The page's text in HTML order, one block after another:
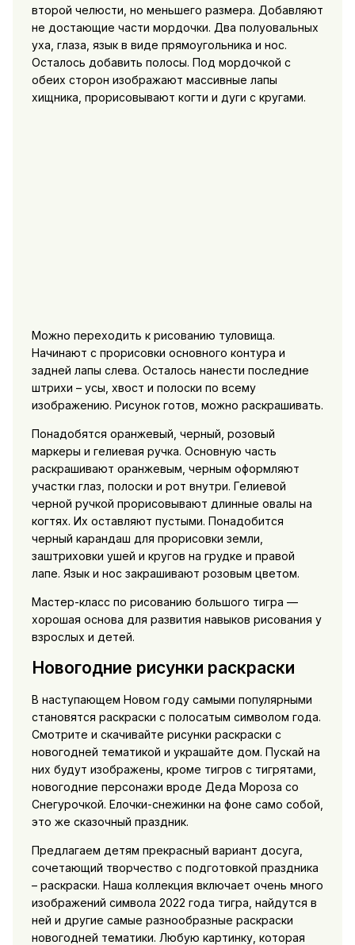
второй челюсти, но меньшего размера. Добавляют
не достающие части мордочки. Два полуовальных
уха, глаза, язык в виде прямоугольника и нос.
Осталось добавить полосы. Под мордочкой с
обеих сторон изображают массивные лапы
хищника, прорисовывают когти и дуги с кругами.
Можно переходить к рисованию туловища.
Начинают с прорисовки основного контура и
задней лапы слева. Осталось нанести последние
штрихи – усы, хвост и полоски по всему
изображению. Рисунок готов, можно раскрашивать.
Понадобятся оранжевый, черный, розовый
маркеры и гелиевая ручка. Основную часть
раскрашивают оранжевым, черным оформляют
участки глаз, полоски и рот внутри. Гелиевой
черной ручкой прорисовывают длинные овалы на
когтях. Их оставляют пустыми. Понадобится
черный карандаш для прорисовки земли,
заштриховки ушей и кругов на грудке и правой
лапе. Язык и нос закрашивают розовым цветом.
Мастер-класс по рисованию большого тигра —
хорошая основа для развития навыков рисования у
взрослых и детей.
Новогодние рисунки раскраски
В наступающем Новом году самыми популярными
становятся раскраски с полосатым символом года.
Смотрите и скачивайте рисунки раскраски с
новогодней тематикой и украшайте дом. Пускай на
них будут изображены, кроме тигров с тигрятами,
новогодние персонажи вроде Деда Мороза со
Снегурочкой. Елочки-снежинки на фоне само собой,
это же сказочный праздник.
Предлагаем детям прекрасный вариант досуга,
сочетающий творчество с подготовкой праздника
– раскраски. Наша коллекция включает очень много
изображений символа 2022 года тигра, найдутся в
ней и другие самые разнообразные раскраски
новогодней тематики. Любую картинку, которая